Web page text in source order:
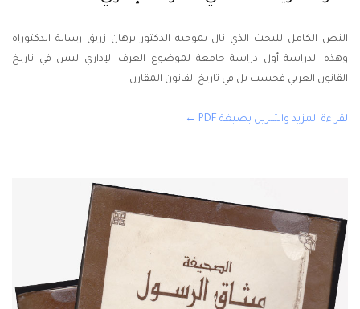
النص الكامل للبحث الذي نال بموجبه الدكتور برهان زريق رسالة الدكتوراه
وهذه الدراسة أول دراسة جامعة لموضوع العرف الإداري ليس في تاريخ
القانون العربي فحسب بل في تاريخ القانون المقارن
لقراءة المزيد والتنزيل بصيغة PDF ←